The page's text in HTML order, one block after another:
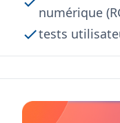
numérique
tests